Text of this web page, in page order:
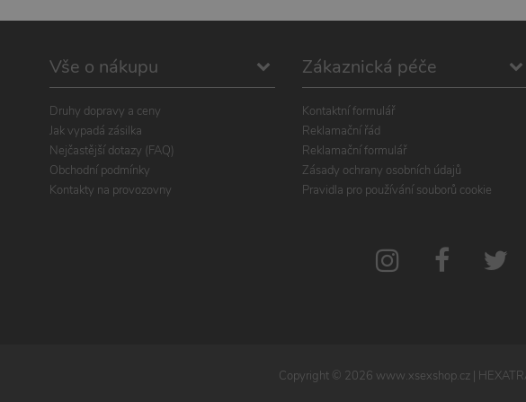
Vše o nákupu
Druhy dopravy a ceny
Jak vypadá zásilka
Nejčastější dotazy (FAQ)
Obchodní podmínky
Kontakty na provozovny
Zákaznická péče
Kontaktní formulář
Reklamační řád
Reklamační formulář
Zásady ochrany osobních údajů
Pravidla pro používání souborů cookie
Copyright © 2026 www.xsexshop.cz|